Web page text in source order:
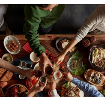
พื้นฐาน